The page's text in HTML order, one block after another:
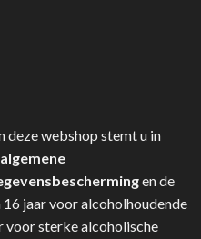
deze webshop stemt u in
algemene
en de
jaar voor alcoholhoudende
voor sterke alcoholische